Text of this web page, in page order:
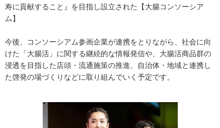
寿に貢献すること』を目指し設立された【大腸コンソーシア
ム】
今後、コンソーシアム参画企業が連携をとりながら、社会に向
けた「大腸活」に関する継続的な情報発信や、大腸活商品群の
浸透を目指した店頭・流通施策の推進、自治体・地域と連携し
た啓発の場づくりなどに取り組んでいく予定です。